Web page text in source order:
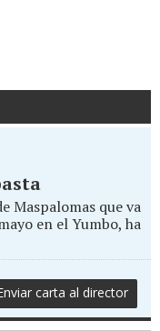
Maspalomas que va
en el Yumbo, ha
carta al director